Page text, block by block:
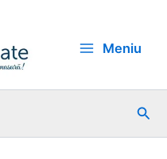
Meniu